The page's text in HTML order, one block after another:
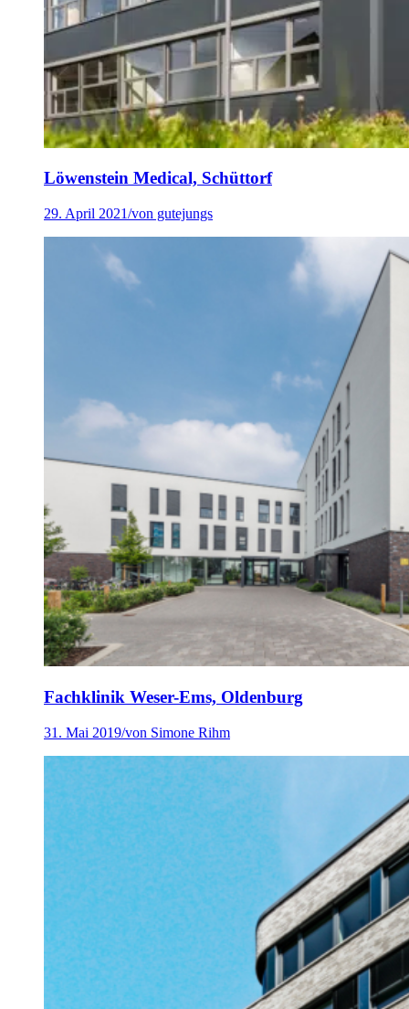
Löwenstein Medical, Schüttorf
29. April 2021/von gutejungs
Fachklinik Weser-Ems, Oldenburg
31. Mai 2019/von Simone Rihm